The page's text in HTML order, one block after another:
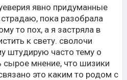
явно придуманные
пока разобрала
то пох, а я застряла в
к свету. сволочи
штудирую часто тему о
мнение, что шизики
это каким то родом с